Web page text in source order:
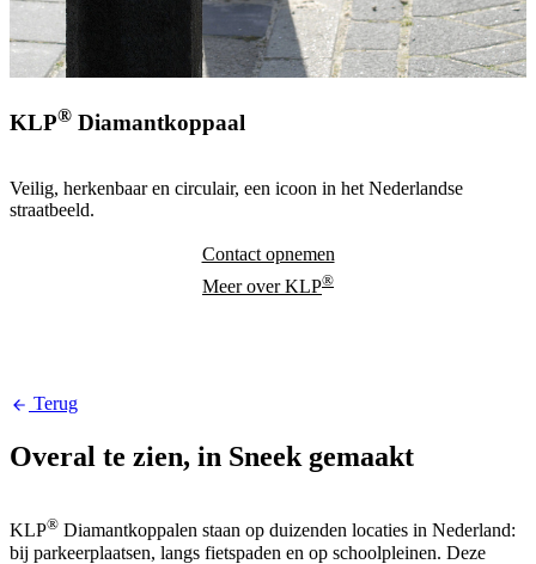
KLP® Diamantkoppaal
Veilig, herkenbaar en circulair, een icoon in het Nederlandse
straatbeeld.
Contact opnemen
Meer over KLP®
Terug
Overal te zien, in Sneek gemaakt
KLP® Diamantkoppalen staan op duizenden locaties in Nederland:
bij parkeerplaatsen, langs fietspaden en op schoolpleinen. Deze